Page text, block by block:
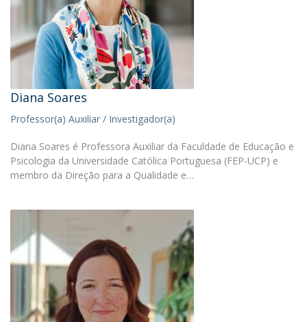
Diana Soares
Professor(a) Auxiliar / Investigador(a)
Diana Soares é Professora Auxiliar da Faculdade de Educação e
Psicologia da Universidade Católica Portuguesa (FEP-UCP) e
membro da Direção para a Qualidade e…